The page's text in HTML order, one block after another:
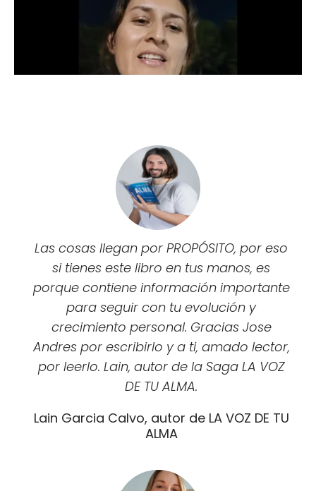
Las cosas llegan por PROPÓSITO, por eso
si tienes este libro en tus manos, es
porque contiene información importante
para seguir con tu evolución y
crecimiento personal. Gracias Jose
Andres por escribirlo y a ti, amado lector,
por leerlo. Lain, autor de la Saga LA VOZ
DE TU ALMA.
Lain Garcia Calvo, autor de LA VOZ DE TU
ALMA